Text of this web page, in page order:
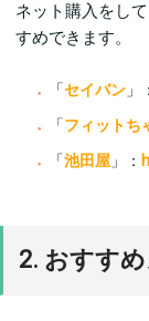
ネット購入をし
すめできます。
「セイバン 」：
「フィットち
「池田屋 」：
2. おすす